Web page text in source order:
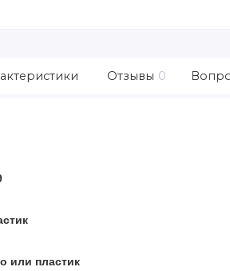
Отзывы 0
или пластик